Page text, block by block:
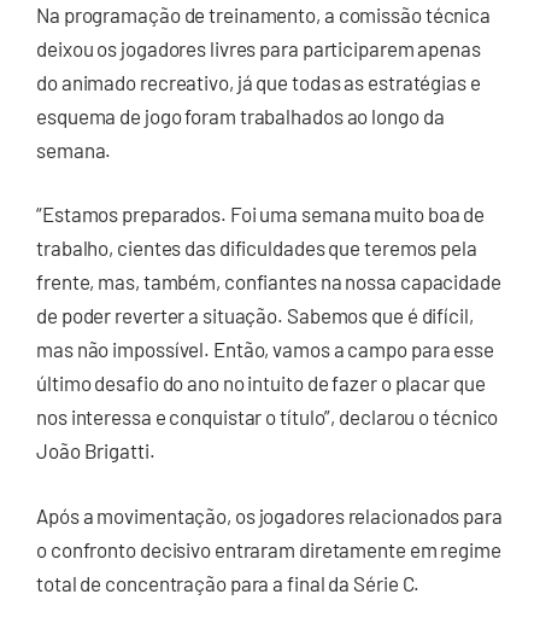
Na programação de treinamento, a comissão técnica
deixou os jogadores livres para participarem apenas
do animado recreativo, já que todas as estratégias e
esquema de jogo foram trabalhados ao longo da
semana.
“Estamos preparados. Foi uma semana muito boa de
trabalho, cientes das dificuldades que teremos pela
frente, mas, também, confiantes na nossa capacidade
de poder reverter a situação. Sabemos que é difícil,
mas não impossível. Então, vamos a campo para esse
último desafio do ano no intuito de fazer o placar que
nos interessa e conquistar o título”, declarou o técnico
João Brigatti.
Após a movimentação, os jogadores relacionados para
o confronto decisivo entraram diretamente em regime
total de concentração para a final da Série C.